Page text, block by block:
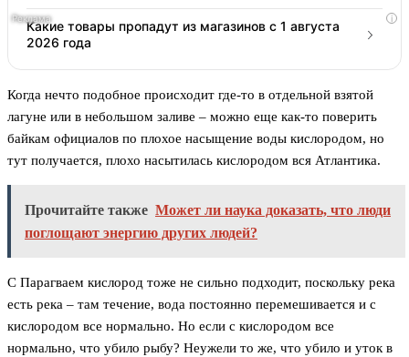
i
Какие товары пропадут из магазинов с 1 августа
2026 года
Когда нечто подобное происходит где-то в отдельной взятой
лагуне или в небольшом заливе – можно еще как-то поверить
байкам официалов по плохое насыщение воды кислородом, но
тут получается, плохо насытилась кислородом вся Атлантика.
Прочитайте также Может ли наука доказать, что люди
поглощают энергию других людей?
С Парагваем кислород тоже не сильно подходит, поскольку река
есть река – там течение, вода постоянно перемешивается и с
кислородом все нормально. Но если с кислородом все
нормально, что убило рыбу? Неужели то же, что убило и уток в